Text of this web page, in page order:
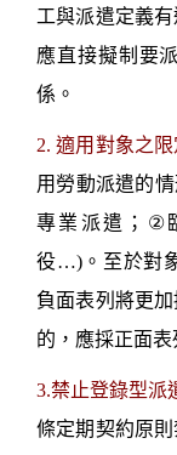
工與派遣定義
應直接擬制要
係。
2.適用對象之限
用勞動派遣的
專業派遣； ②
役…)。至於對
負面表列將更
的，應採正面表
3.禁止登錄型派
條定期契約原